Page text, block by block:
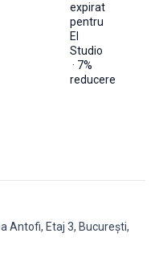
expirat
pentru
El
Studio
· 7%
reducere
Antofi, Etaj 3, București,